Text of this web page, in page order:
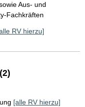
Aus- und
Fachkräften
RV hierzu]
[alle RV hierzu]